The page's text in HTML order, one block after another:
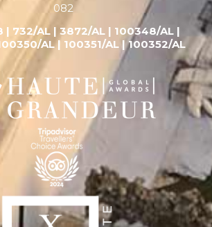
082
| 732/AL | 3872/AL | 100348/AL |
AL | 100351/AL | 100352/AL